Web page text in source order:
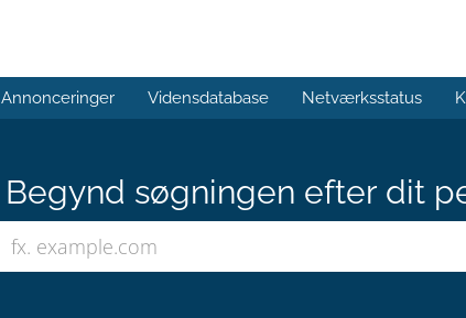
Annonceringer Vidensdatabase Netværksstatus
Begynd søgningen efter dit